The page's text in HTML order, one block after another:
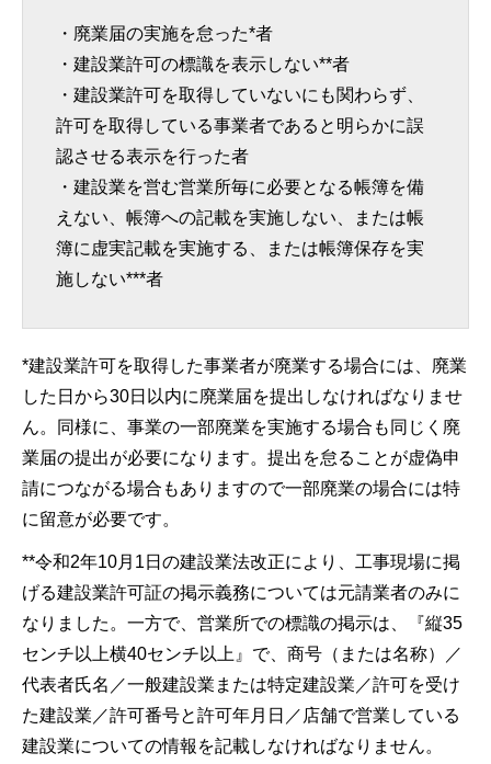
・廃業届の実施を怠った*者
・建設業許可の標識を表示しない**者
・建設業許可を取得していないにも関わらず、
許可を取得している事業者であると明らかに誤
認させる表示を行った者
・建設業を営む営業所毎に必要となる帳簿を備
えない、帳簿への記載を実施しない、または帳
簿に虚実記載を実施する、または帳簿保存を実
施しない***者
*建設業許可を取得した事業者が廃業する場合には、廃業
した日から30日以内に廃業届を提出しなければなりませ
ん。同様に、事業の一部廃業を実施する場合も同じく廃
業届の提出が必要になります。提出を怠ることが虚偽申
請につながる場合もありますので一部廃業の場合には特
に留意が必要です。
**令和2年10月1日の建設業法改正により、工事現場に掲
げる建設業許可証の掲示義務については元請業者のみに
なりました。一方で、営業所での標識の掲示は、『縦35
センチ以上横40センチ以上』で、商号（または名称）／
代表者氏名／一般建設業または特定建設業／許可を受け
た建設業／許可番号と許可年月日／店舗で営業している
建設業についての情報を記載しなければなりません。